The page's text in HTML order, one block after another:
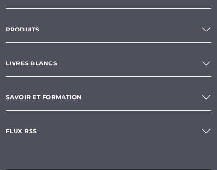
PRODUITS
LIVRES BLANCS
SAVOIR ET FORMATION
FLUX RSS